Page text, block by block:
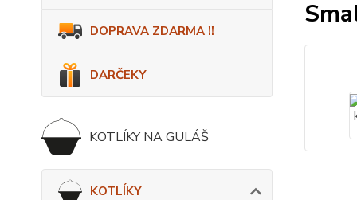
DOPRAVA ZDARMA !!
DARČEKY
KOTLÍKY NA GULÁŠ
KOTLÍKY